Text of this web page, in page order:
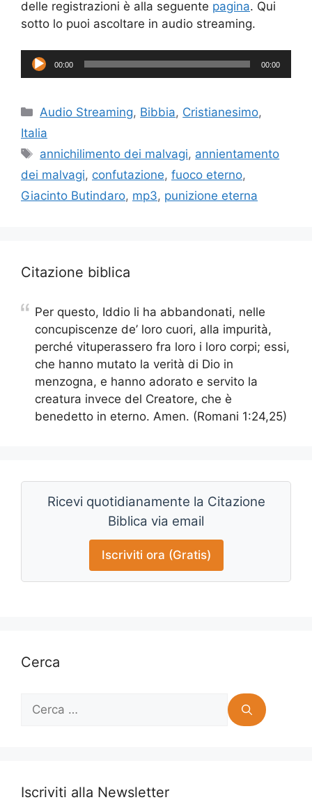
delle registrazioni è alla seguente pagina. Qui
sotto lo puoi ascoltare in audio streaming.
Audio
Player
00:00 00:00
Categorie
Audio Streaming, Bibbia, Cristianesimo,
Italia
Tag
annichilimento dei malvagi, annientamento
dei malvagi, confutazione, fuoco eterno,
Giacinto Butindaro, mp3, punizione eterna
Citazione biblica
Per questo, Iddio li ha abbandonati, nelle
concupiscenze de’ loro cuori, alla impurità,
perché vituperassero fra loro i loro corpi; essi,
che hanno mutato la verità di Dio in
menzogna, e hanno adorato e servito la
creatura invece del Creatore, che è
benedetto in eterno. Amen. (Romani 1:24,25)
Ricevi quotidianamente la Citazione
Biblica via email
Iscriviti ora (Gratis)
Cerca
Ricerca
Iscriviti alla Newsletter